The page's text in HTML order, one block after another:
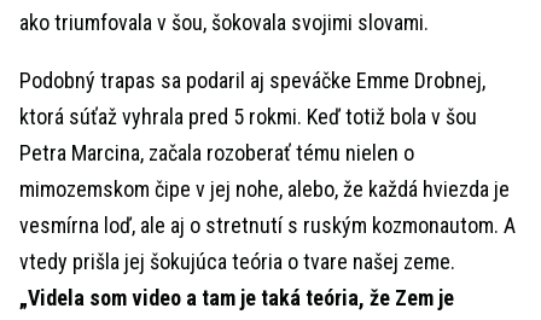
ako triumfovala v šou, šokovala svojimi slovami.
Podobný trapas sa podaril aj speváčke Emme Drobnej,
ktorá súťaž vyhrala pred 5 rokmi. Keď totiž bola v šou
Petra Marcina, začala rozoberať tému nielen o
mimozemskom čipe v jej nohe, alebo, že každá hviezda je
vesmírna loď, ale aj o stretnutí s ruským kozmonautom. A
vtedy prišla jej šokujúca teória o tvare našej zeme.
„Videla som video a tam je taká teória, že Zem je